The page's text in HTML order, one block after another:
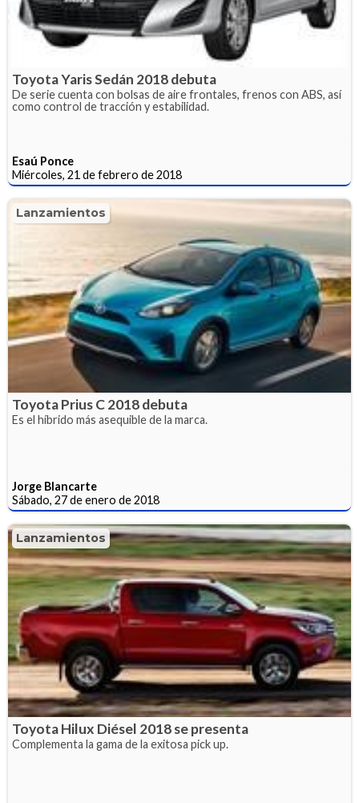
Toyota Yaris Sedán 2018 debuta
De serie cuenta con bolsas de aire frontales, frenos con ABS, así
como control de tracción y estabilidad.
Esaú Ponce
Miércoles, 21 de febrero de 2018
Lanzamientos
Toyota Prius C 2018 debuta
Es el híbrido más asequible de la marca.
Jorge Blancarte
Sábado, 27 de enero de 2018
Lanzamientos
Toyota Hilux Diésel 2018 se presenta
Complementa la gama de la exitosa pick up.